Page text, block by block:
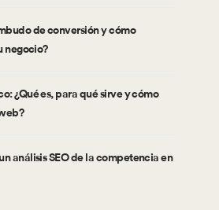
de conversión y cómo
negocio?
¿Qué es, para qué sirve y cómo
análisis SEO de la competencia en